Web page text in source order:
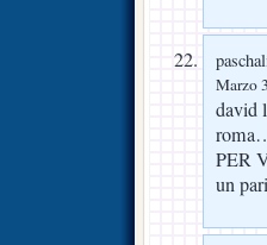
Marzo
david
PER
un